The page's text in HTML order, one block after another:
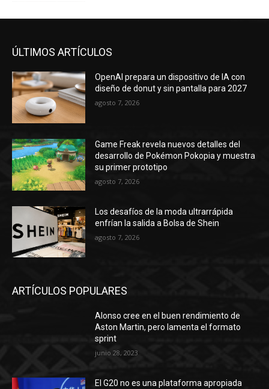
ÚLTIMOS ARTÍCULOS
OpenAI prepara un dispositivo de IA con
diseño de donut y sin pantalla para 2027
agosto 7, 2026
Game Freak revela nuevos detalles del
desarrollo de Pokémon Pokopia y muestra
su primer prototipo
agosto 7, 2026
Los desafíos de la moda ultrarrápida
enfrían la salida a Bolsa de Shein
agosto 7, 2026
ARTÍCULOS POPULARES
Alonso cree en el buen rendimiento de
Aston Martin, pero lamenta el formato
sprint
junio 28, 2023
El G20 no es una plataforma apropiada